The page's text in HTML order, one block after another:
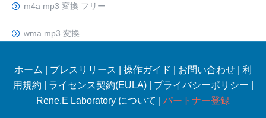
m4a mp3 変換 フリー
wma mp3 変換
ホーム プレスリリース 操作ガイド お問い合わせ
利
用規約
ライセンス契約(EULA)| プライバシーポリシー
Rene.E Laboratory について | パートナー登録